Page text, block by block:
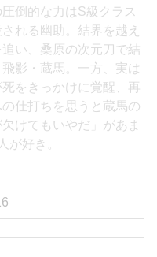
倒的な力はS級クラス
れる幽助。結界を越え
い、桑原の次元刀で結
影・蔵馬。一方、実は
をきっかけに覚醒、再
仕打ちを思うと蔵馬の
けてもいやだ」があま
が好き。